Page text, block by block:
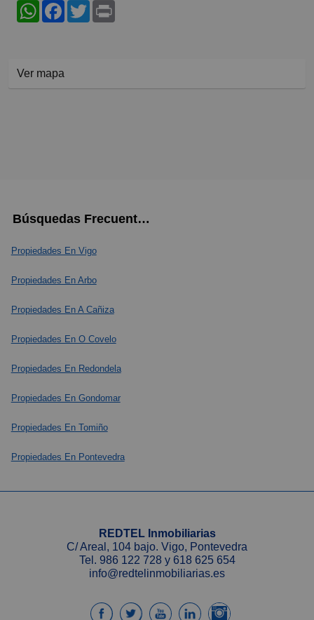
WhatsAppFacebook
Twitter
Ver mapa
Búsquedas Frecuentes
Propiedades En Vigo
Propiedades En Arbo
Propiedades En A Cañiza
Propiedades En O Covelo
Propiedades En Redondela
Propiedades En Gondomar
Propiedades En Tomiño
Propiedades En Pontevedra
REDTEL Inmobiliarias
C/ Areal, 104 bajo. Vigo, Pontevedra
Tel. 986 122 728 y 618 625 654
info@redtelinmobiliarias.es